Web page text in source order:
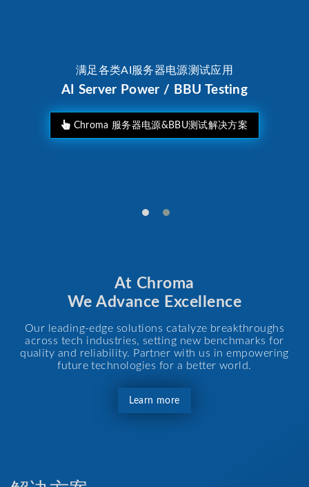
满足各类AI服务器电源测试应用
AI Server Power / BBU Testing
Chroma 服务器电源&BBU测试解决方案
At Chroma
We Advance Excellence
Our leading-edge solutions catalyze breakthroughs
across tech industries, setting new benchmarks for
quality and reliability. Partner with us in empowering
future technologies for a better world.
Learn more